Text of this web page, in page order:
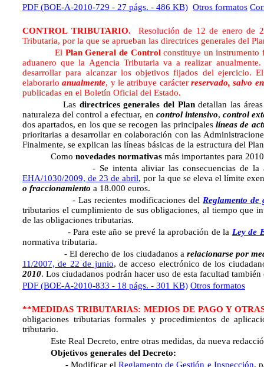
PDF (BOE-A-2010-729 - 27 págs. - 486 KB) Otros formatos
CONTROL TRIBUTARIO. Resolución de 12 de enero de
Tributaria, por la que se aprueban las directrices generales del
El Plan General de Controlconstituye un instrumento
aduanero que la Agencia Tributaria va a realizar
desarrollar para alcanzar los objetivos fijados del ejercicio.
elaborarloanualmente, y le atribuye carácterreservado, salvo
publicadas en el Boletín Oficial del Estado.
Las directrices generales del Plandetallan las
naturaleza del control a efectuar, en control intensivo, control
dos apartados, en los que se recogen las principaleslíneas de
prioritarias a desarrollar en colaboración con las
Finalmente, se explican las líneas básicas de la estructura del
Como novedades normativas más importantes para
- Se intenta aliviar las consecuencias de la actual
EHA/1030/2009, de 23 de abril, por la que se eleva el límite
o fraccionamiento a 18.000 euros.
- Las recientes modificaciones del Reglamento de
tributarios el cumplimiento de sus obligaciones, al tiempo que
de las obligaciones tributarias.
- Para este año se prevé la aprobación de la Ley de
normativa tributaria.
- El derecho de los ciudadanos arelacionarse por
11/2007, de 22 de junio, de acceso electrónico de los
2010. Los ciudadanos podrán hacer uso de esta facultad
PDF (BOE-A-2010-833 - 18 págs. - 301 KB) Otros formatos
**MEDIDAS TRIBUTARIAS: MEDIOS DE PAGO Y
obligaciones tributarias formales y procedimientos de
tributario.
Este Real Decreto, entre otras medidas, da nueva
Objetivos generales del Decreto:
- Modificar el Reglamento de Gestión e Inspección,